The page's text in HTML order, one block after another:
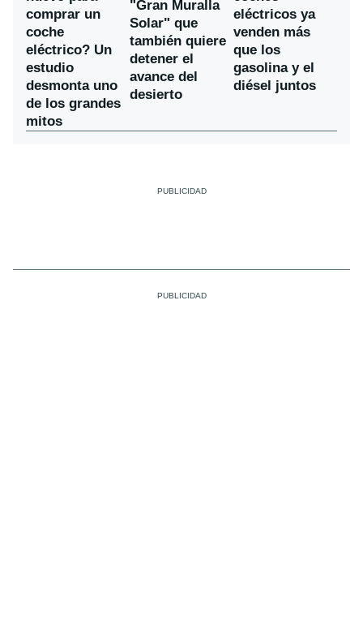
comprar un
coche
eléctrico? Un
estudio
desmonta uno
de los grandes
mitos
"Gran Muralla
Solar" que
también quiere
detener el
avance del
desierto
eléctricos ya
venden más
que los
gasolina y el
diésel juntos